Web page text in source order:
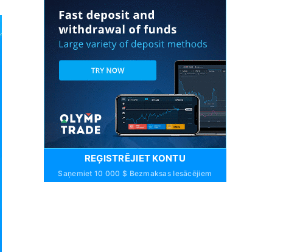
REĢISTRĒJIET KONTU
Saņemiet 10 000 $ Bezmaksas Iesācējiem